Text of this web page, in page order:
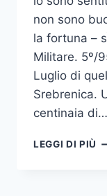
non sono
la fortuna –
Militare. 5º/
Luglio di
Srebrenica.
centinaia di…
LEGGI DI PIÙ